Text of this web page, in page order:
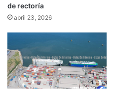
de rectoría
abril 23, 2026